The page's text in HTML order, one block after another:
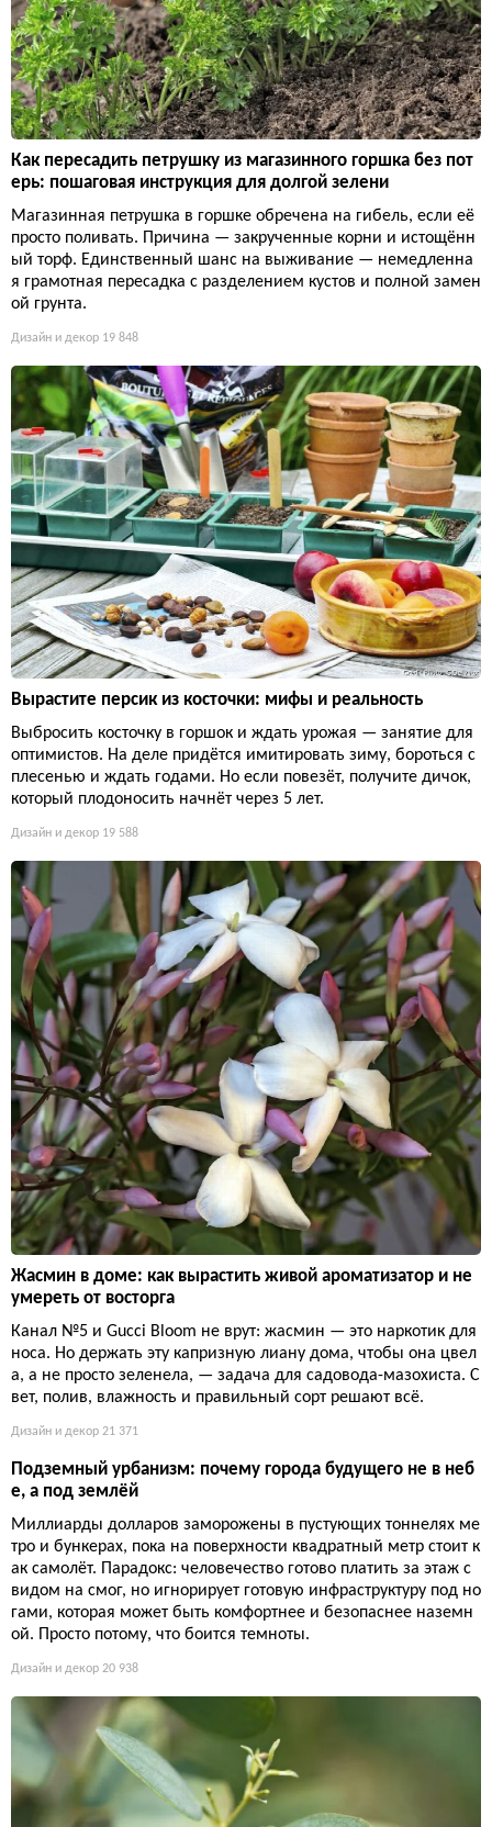
Как пересадить петрушку из магазинного горшка без пот
ерь: пошаговая инструкция для долгой зелени
Магазинная петрушка в горшке обречена на гибель, если её
просто поливать. Причина — закрученные корни и истощённ
ый торф. Единственный шанс на выживание — немедленна
я грамотная пересадка с разделением кустов и полной замен
ой грунта.
Дизайн и декор 19 848
Вырастите персик из косточки: мифы и реальность
Выбросить косточку в горшок и ждать урожая — занятие для
оптимистов. На деле придётся имитировать зиму, бороться с
плесенью и ждать годами. Но если повезёт, получите дичок,
который плодоносить начнёт через 5 лет.
Дизайн и декор 19 588
Жасмин в доме: как вырастить живой ароматизатор и не
умереть от восторга
Канал №5 и Gucci Bloom не врут: жасмин — это наркотик для
носа. Но держать эту капризную лиану дома, чтобы она цвел
а, а не просто зеленела, — задача для садовода-мазохиста. С
вет, полив, влажность и правильный сорт решают всё.
Дизайн и декор 21 371
Подземный урбанизм: почему города будущего не в неб
е, а под землёй
Миллиарды долларов заморожены в пустующих тоннелях ме
тро и бункерах, пока на поверхности квадратный метр стоит к
ак самолёт. Парадокс: человечество готово платить за этаж с
видом на смог, но игнорирует готовую инфраструктуру под но
гами, которая может быть комфортнее и безопаснее наземн
ой. Просто потому, что боится темноты.
Дизайн и декор 20 938